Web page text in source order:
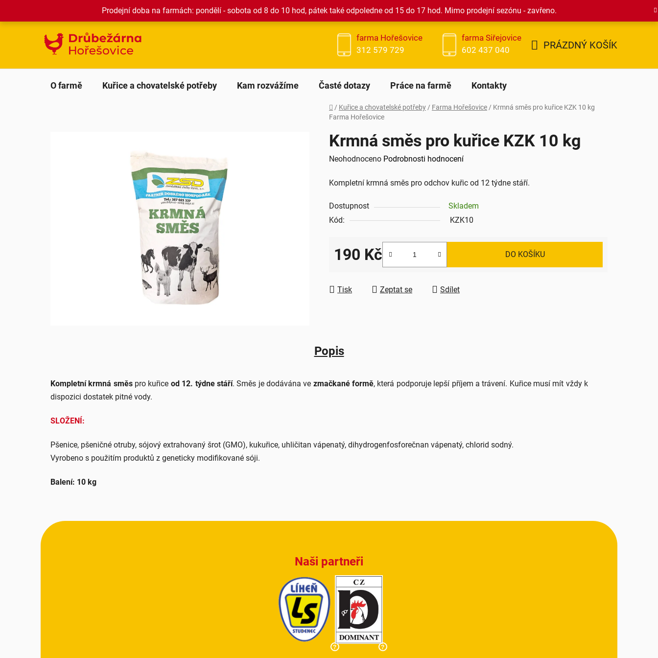
obsah
Prodejní doba na farmách: pondělí - sobota od 8 do 10 hod, pátek také odpoledne od 15 do 17 hod. Mimo prodejní sezónu - zavřeno.
PRÁZDNÝ KOŠÍK
farma Hořešovice
312 579 729
farma Siřejovice
602 437 040
O farmě Kuřice a chovatelské potřeby Kam rozvážíme Časté dotazy Práce na farmě Kontakty
Domů
/ Kuřice a chovatelské potřeby / Farma Hořešovice / Krmná směs pro kuřice KZK 10 kg
Farma Hořešovice
Krmná směs pro kuřice KZK 10 kg
Průměrné
produktu
0,0
z
hvězdiček.
Neohodnoceno Podrobnosti hodnocení
Kompletní krmná směs pro odchov kuřic od 12 týdne stáří.
Dostupnost
Skladem
Kód:
KZK10
190 Kč DO KOŠÍKU
Tisk Zeptat se Sdílet
Popis
Kompletní krmná směspro kuřice od 12. týdne stáří. Směs je dodávána ve zmačkané formě, která podporuje lepší příjem a trávení. Kuřice musí mít vždy k
dispozici dostatek pitné vody.
SLOŽENÍ:
Pšenice, pšeničné otruby, sójový extrahovaný šrot (GMO), kukuřice, uhličitan vápenatý, dihydrogenfosforečnan vápenatý, chlorid sodný.
Vyrobeno s použitím produktů z geneticky modifikované sóji.
Balení: 10 kg
Naši partneři
? ?